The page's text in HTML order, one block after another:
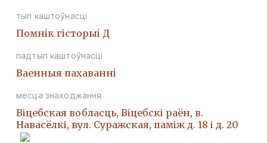
тып каштоўнасці
Помнiк гiсторыi Д
падтып каштоўнасці
Ваенныя пахаваннi
месца знаходжання
Віцебская вобласць, Віцебскі раён, в.
Навасёлкі, вул. Суражская, паміж д. 18 і д. 20